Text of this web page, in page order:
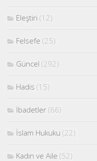
Eleştiri (12)
Felsefe (25)
Güncel (292)
Hadis (15)
İbadetler (66)
İslam Hukuku (22)
Kadın ve Aile (52)